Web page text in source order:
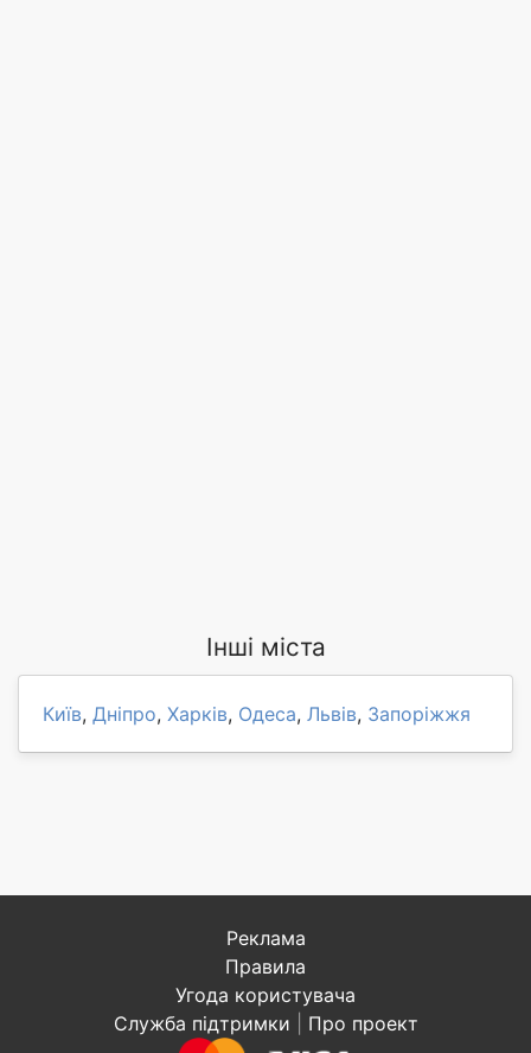
Інші міста
Київ, Дніпро, Харків, Одеса, Львів, Запоріжжя
Реклама
Правила
Угода користувача
Служба підтримки
Про проект